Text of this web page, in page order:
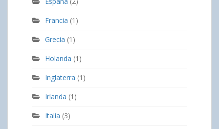
Francia (1)
Grecia (1)
Holanda (1)
Inglaterra (1)
Irlanda (1)
Italia (3)